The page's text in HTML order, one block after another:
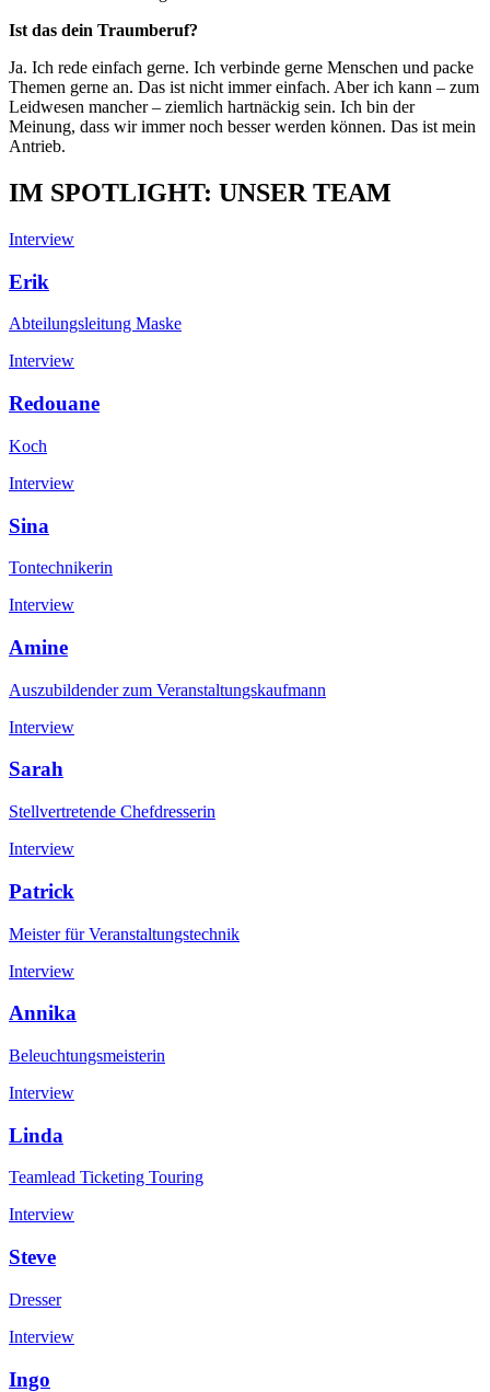
Ist das dein Traumberuf?
Ja. Ich rede einfach gerne. Ich verbinde gerne Menschen und packe
Themen gerne an. Das ist nicht immer einfach. Aber ich kann – zum
Leidwesen mancher – ziemlich hartnäckig sein. Ich bin der
Meinung, dass wir immer noch besser werden können. Das ist mein
Antrieb.
IM SPOTLIGHT: UNSER TEAM
Interview
Erik
Abteilungsleitung Maske
Interview
Redouane
Koch
Interview
Sina
Tontechnikerin
Interview
Amine
Auszubildender zum Veranstaltungskaufmann
Interview
Sarah
Stellvertretende Chefdresserin
Interview
Patrick
Meister für Veranstaltungstechnik
Interview
Annika
Beleuchtungsmeisterin
Interview
Linda
Teamlead Ticketing Touring
Interview
Steve
Dresser
Interview
Ingo